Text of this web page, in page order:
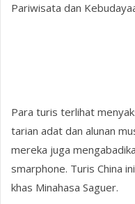
Pariwisata dan
Para turis terlihat
tarian adat dan alunan
mereka juga
smarphone. Turis China
khas Minahasa Saguer.